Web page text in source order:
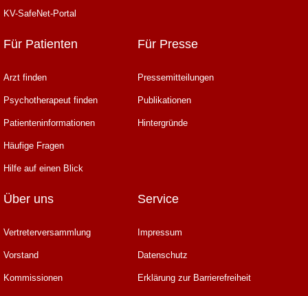
KV-SafeNet-Portal
Für Patienten
Arzt finden
Psychotherapeut finden
Patienteninformationen
Häufige Fragen
Hilfe auf einen Blick
Für Presse
Pressemitteilungen
Publikationen
Hintergründe
Über uns
Vertreterversammlung
Vorstand
Kommissionen
Service
Impressum
Datenschutz
Erklärung zur Barrierefreiheit